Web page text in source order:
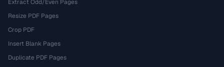
Extract Odd/Even Pages
Resize PDF Pages
Crop PDF
Insert Blank Pages
Duplicate PDF Pages